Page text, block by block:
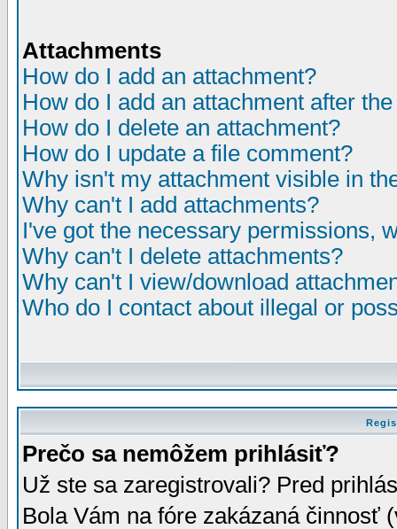
Attachments
How do I add an attachment?
How do I add an attachment after
How do I delete an attachment?
How do I update a file comment?
Why isn't my attachment visible in
Why can't I add attachments?
I've got the necessary permissions,
Why can't I delete attachments?
Why can't I view/download
Who do I contact about illegal or
Prečo sa nemôžem prihlásiť?
Už ste sa zaregistrovali? Pred
Bola Vám na fóre zakázaná činnosť